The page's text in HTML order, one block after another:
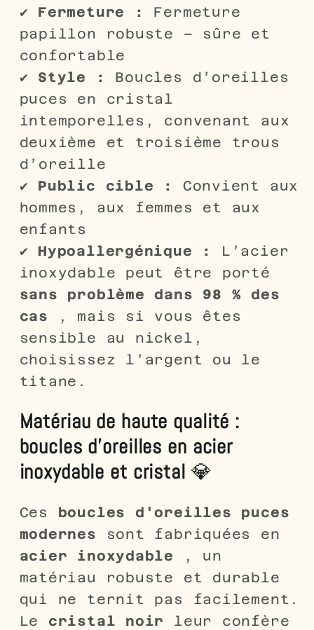
✔ Fermeture :
Fermeture
papillon robuste – sûre et
confortable
✔ Style :
Boucles d’oreilles
puces en cristal
intemporelles, convenant aux
deuxième et troisième trous
d’oreille
✔ Public cible :
Convient aux
hommes, aux femmes et aux
enfants
✔Hypoallergénique :
L’acier
inoxydable peut être porté
sans problème dans 98 % des
cas , mais si vous êtes
sensible au nickel,
choisissez l’argent ou le
titane.
Matériau de haute qualité :
boucles d'oreilles en acier
inoxydable et cristal 💎
Ces boucles d'oreilles puces
modernes sont fabriquées en
acier inoxydable , un
matériau robuste et durable
qui ne ternit pas facilement.
Le cristal noir
leur confère